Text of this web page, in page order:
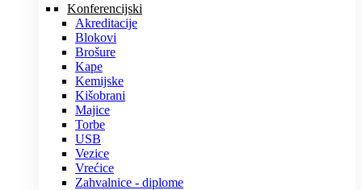
Konferencijski
Akreditacije
Blokovi
Brošure
Kape
Kemijske
Kišobrani
Majice
Torbe
USB
Vezice
Vrećice
Zahvalnice - diplome